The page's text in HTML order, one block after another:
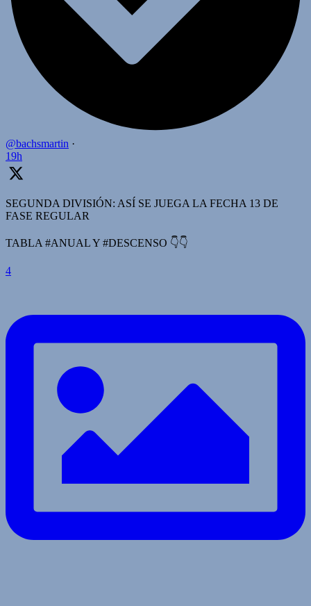
@bachsmartin ·
19h
SEGUNDA DIVISIÓN: ASÍ SE JUEGA LA FECHA 13 DE
FASE REGULAR
TABLA #ANUAL Y #DESCENSO 👇👇
4